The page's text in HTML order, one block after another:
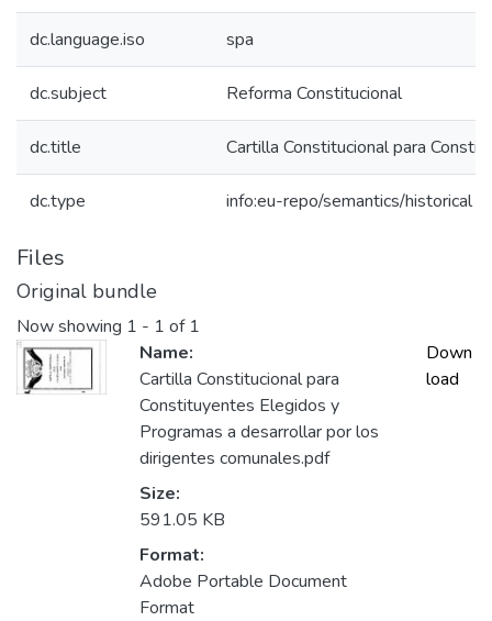
dc.language.iso spa
dc.subject Reforma Constitucional
dc.title Cartilla Constitucional para
dc.type info:eu-repo/semantics/historical
Files
Original bundle
Now showing 1 - 1 of 1
Name:
Cartilla Constitucional para
Constituyentes Elegidos y
Programas a desarrollar por los
dirigentes comunales.pdf
Size:
591.05 KB
Format:
Adobe Portable Document
Format
Down
load